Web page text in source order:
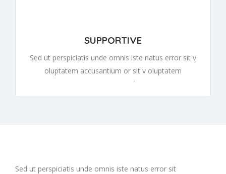
SUPPORTIVE
Sed ut perspiciatis unde omnis iste natus error sit v
oluptatem accusantium or sit v oluptatem
accusantiumor sit v oluptatem
Sed ut perspiciatis unde omnis iste natus error sit